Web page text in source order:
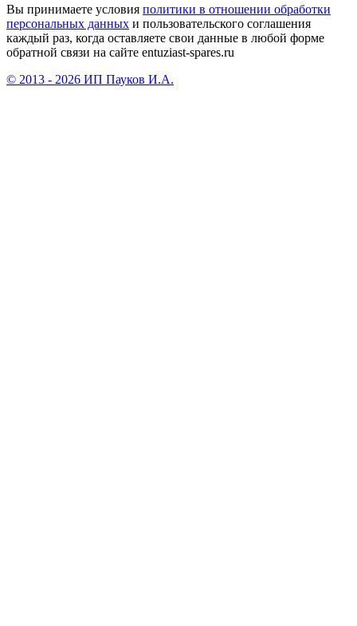
Вы принимаете условия политики в отношении обработки
персональных данных и пользовательского соглашения
каждый раз, когда оставляете свои данные в любой форме
обратной связи на сайте entuziast-spares.ru
© 2013 - 2026 ИП Пауков И.А.